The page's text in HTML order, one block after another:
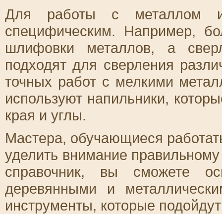
Для работы с металлом
специфическим. Например,
шлифовки металлов, а
подходят для сверления
точных работ с мелкими
используют напильники,
края и углы.
Мастера, обучающиеся
уделить внимание
справочник, вы сможете
деревянными и
инструменты, которые